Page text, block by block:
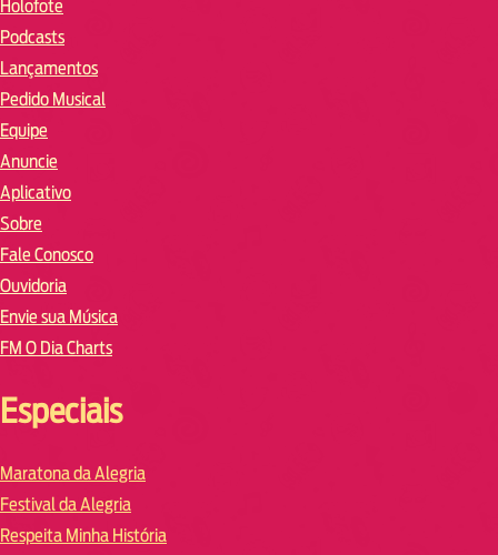
Holofote
Podcasts
Lançamentos
Pedido Musical
Equipe
Anuncie
Aplicativo
Sobre
Fale Conosco
Ouvidoria
Envie sua Música
FM O Dia Charts
Especiais
Maratona da Alegria
Festival da Alegria
Respeita Minha História